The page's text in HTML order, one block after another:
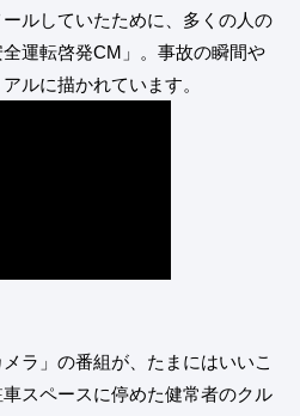
ルしていたために、多くの人の
運転啓発CM」。事故の瞬間や
ルに描かれています。
ラ」の番組が、たまにはいいこ
スペースに停めた健常者のクル